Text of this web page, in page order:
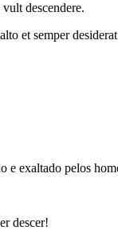
descendere.
et semper
exaltado pelos
descer!